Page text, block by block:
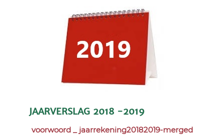
JAARVERSLAG 2018 -2019
voorwoord _ jaarrekening20182019-merged